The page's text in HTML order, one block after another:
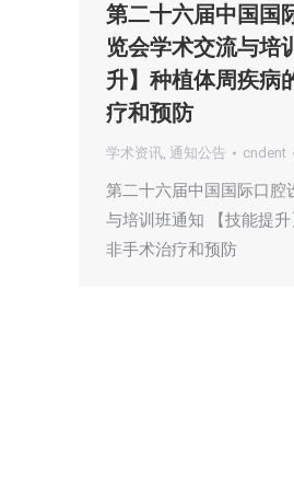
第二十六届中国国
览会学术交流与培
升】种植体周疾病
疗和预防
学术资讯, 通知公告 cndent
第二十六届中国国际口腔
与培训班通知 【技能提升
非手术治疗和预防